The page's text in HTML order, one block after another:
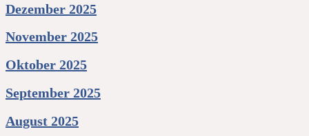
Dezember 2025
November 2025
Oktober 2025
September 2025
August 2025